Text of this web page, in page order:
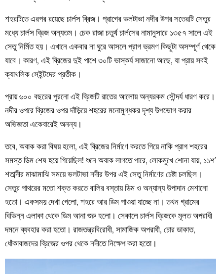
শহরটিতে এরপর রয়েছে চার্লস ব্রিজ। প্রাগের ভলটাভা নদীর উপর সতেরটি সেতুর
মধ্যে চার্লস ব্রিজ অন্যতম। চেক রাজা চতুর্থ চার্লসের নামানুসারে ১৩৫৭ সালে এই
সেতু নির্মিত হয়। এখানে একবার না ঘুরে আসলে প্রাগ ভ্রমণ কিছুটা অসম্পূর্ণ থেকে
যাবে। কারণ, এই ব্রিজের দুই পাশে ৩০টি ভাস্কর্য সাজানো আছে, যা প্রায় সবই
ক্যাথলিক সেইন্টদের প্রতীক।
প্রায় ৬০০ বছরের পুরনো এই ব্রিজটি রাতের আলোয় অন্যরকম সৌন্দর্য ধারণ করে।
নদীর ওপরে ব্রিজের ওপর দাঁড়িয়ে শহরের মনোমুগ্ধকর দৃশ্য উপভোগ করার
অভিজ্ঞতা একেবারেই অনন্য।
তবে, অবাক করা বিষয় হলো, এই ব্রিজের নির্মাণে করতে গিয়ে নাকি প্রাগ শহরের
সমস্ত ডিম শেষ হয়ে গিয়েছিল! শুনে অবাক লাগতে পারে, লোকমুখে শোনা যায়, ১১শ’
শতাব্দীর মাঝামাঝি সময়ে ভলটাভা নদীর উপর এই সেতু নির্মাণের চেষ্টা চলছিল।
সেতুর পাথরের মতো শক্ত করতে বালির বস্তায় ডিম ও অন্যান্য উপাদান মেশানো
হতো। একসময় দেখা গেলো, শহরে আর ডিম পাওয়া যাচ্ছে না। তখন গ্রামের
বিভিন্ন এলাকা থেকে ডিম আনা শুরু হলো। সেকালে চার্লস ব্রিজকে মূলত অপরাধী
দমনে ব্যবহার করা হতো। রাজতন্ত্রবিরোধী, সামাজিক অপরাধী, চোর ডাকাত,
ধোঁকাবাজদের ব্রিজের ওপর থেকে নদীতে নিক্ষেপ করা হতো।